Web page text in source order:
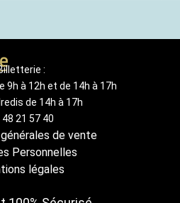
:
9h à 12h et de 14h à 17h
de 14h à 17h
48 21 57 40
de vente
Personnelles
légales